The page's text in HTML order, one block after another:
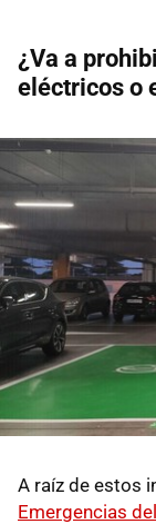
¿Va a
eléctricos o
A raíz de estos
Emergencias